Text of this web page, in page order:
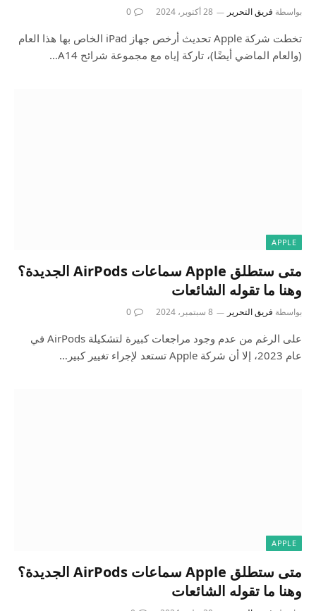
بواسطة فريق التحرير 28 أكتوبر، 2024 0
تخطت شركة Apple تحديث أرخص جهاز iPad الخاص بها هذا العام
(والعام الماضي أيضًا)، تاركة إياه مع مجموعة شرائح A14…
APPLE
متى ستطلق Apple سماعات AirPods الجديدة؟
وهنا ما تقوله الشائعات
بواسطة فريق التحرير 8 سبتمبر، 2024 0
على الرغم من عدم وجود مراجعات كبيرة لتشكيلة AirPods في
عام 2023، إلا أن شركة Apple تستعد لإجراء تغيير كبير…
APPLE
متى ستطلق Apple سماعات AirPods الجديدة؟
وهنا ما تقوله الشائعات